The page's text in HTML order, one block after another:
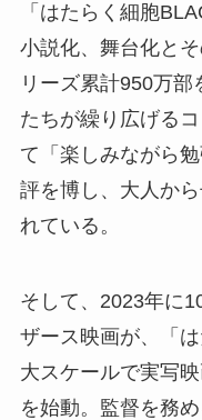
「はたらく細胞
小説化、舞台化と
リーズ累計950万
たちが繰り広げる
て「楽しみながら
評を博し、大人か
れている。
そして、2023年に
ザース映画が、「
大スケールで実写
を始動。監督を務